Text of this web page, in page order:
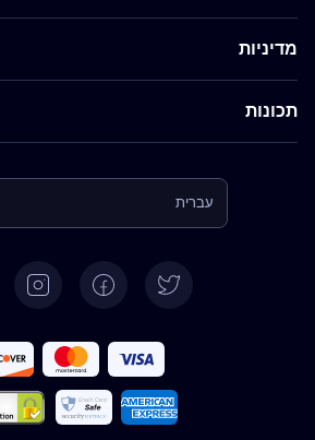
מדיניות
תכונות
עברית
Deutsch
Español
Français